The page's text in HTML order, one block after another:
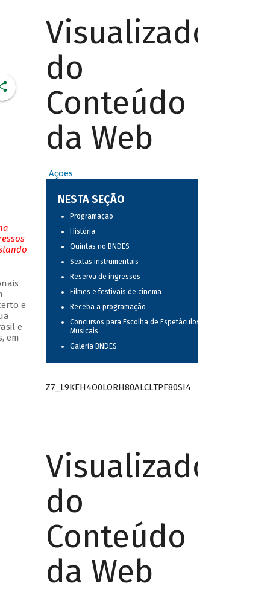
e
e
em
Visualizador
do
Conteúdo
da Web
Ações
NESTA SEÇÃO
Programação
História
Quintas no BNDES
Sextas instrumentais
Reserva de ingressos
Filmes e festivais de cinema
Receba a programação
Concursos para Escolha de Espetáculos
Musicais
Galeria BNDES
Z7_L9KEH4O0LORH80ALCLTPF80SI4
Visualizador
do
Conteúdo
da Web